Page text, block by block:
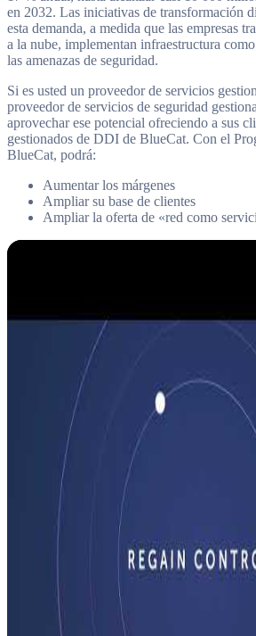
en 2032. Las iniciativas de transformación
esta demanda, a medida que las empresas
a la nube, implementan infraestructura
las amenazas de seguridad.
Si es usted un proveedor de servicios
proveedor de servicios de seguridad
aprovechar ese potencial ofreciendo a sus
gestionados de DDI de BlueCat. Con el
BlueCat, podrá:
Aumentar los márgenes
Ampliar su base de clientes
Ampliar la oferta de «red como